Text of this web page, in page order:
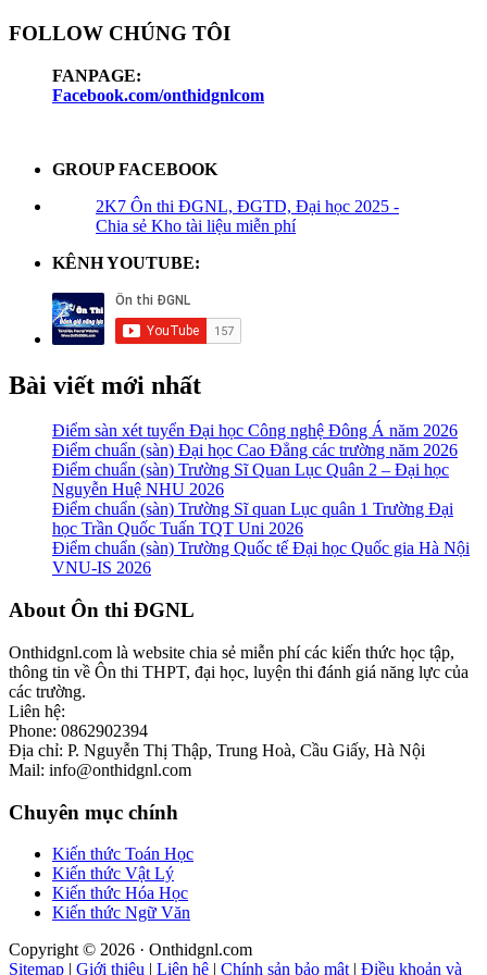
FOLLOW CHÚNG TÔI
FANPAGE:
Facebook.com/onthidgnlcom
GROUP FACEBOOK
2K7 Ôn thi ĐGNL, ĐGTD, Đại học 2025 -
Chia sẻ Kho tài liệu miễn phí
KÊNH YOUTUBE:
Bài viết mới nhất
Điểm sàn xét tuyển Đại học Công nghệ Đông Á năm 2026
Điểm chuẩn (sàn) Đại học Cao Đẳng các trường năm 2026
Điểm chuẩn (sàn) Trường Sĩ Quan Lục Quân 2 – Đại học
Nguyễn Huệ NHU 2026
Điểm chuẩn (sàn) Trường Sĩ quan Lục quân 1 Trường Đại
học Trần Quốc Tuấn TQT Uni 2026
Điểm chuẩn (sàn) Trường Quốc tế Đại học Quốc gia Hà Nội
VNU-IS 2026
Footer
About Ôn thi ĐGNL
Onthidgnl.com là website chia sẻ miễn phí các kiến thức học tập,
thông tin về Ôn thi THPT, đại học, luyện thi đánh giá năng lực của
các trường.
Liên hệ:
Phone: 0862902394
Địa chỉ: P. Nguyễn Thị Thập, Trung Hoà, Cầu Giấy, Hà Nội
Mail: info@onthidgnl.com
Chuyên mục chính
Kiến thức Toán Học
Kiến thức Vật Lý
Kiến thức Hóa Học
Kiến thức Ngữ Văn
Copyright © 2026 · Onthidgnl.com
Sitemap | Giới thiệu | Liên hệ | Chính sản bảo mật | Điều khoản và